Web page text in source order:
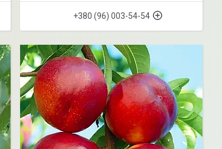
+380 (96) 003-54-54